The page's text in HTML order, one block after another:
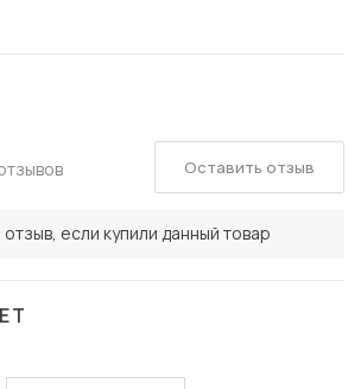
если купили данный товар
Оставить отзыв